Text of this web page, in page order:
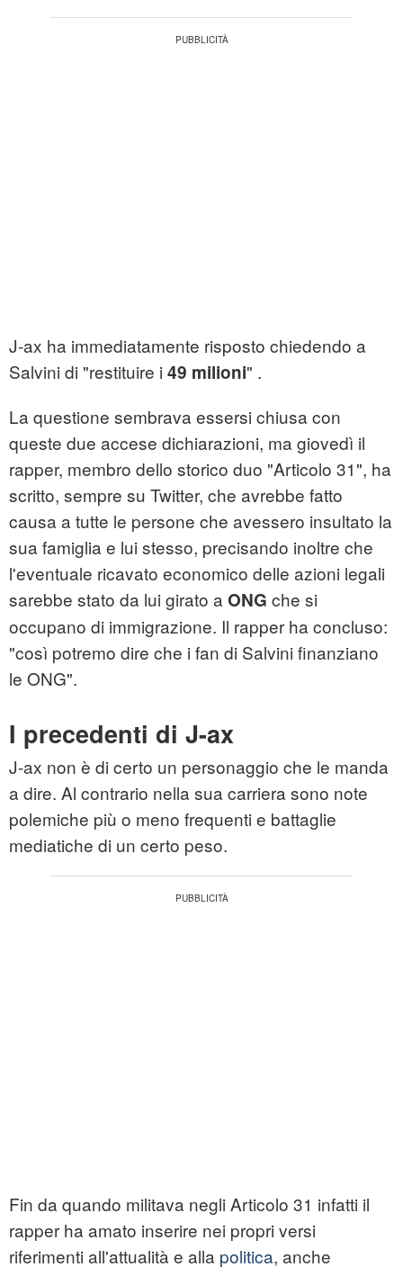
J-ax ha immediatamente risposto chiedendo a
Salvini di "restituire i 49 milioni" .
La questione sembrava essersi chiusa con
queste due accese dichiarazioni, ma giovedì il
rapper, membro dello storico duo "Articolo 31", ha
scritto, sempre su Twitter, che avrebbe fatto
causa a tutte le persone che avessero insultato la
sua famiglia e lui stesso, precisando inoltre che
l'eventuale ricavato economico delle azioni legali
sarebbe stato da lui girato a ONG che si
occupano di immigrazione. Il rapper ha concluso:
"così potremo dire che i fan di Salvini finanziano
le ONG".
I precedenti di J-ax
J-ax non è di certo un personaggio che le manda
a dire. Al contrario nella sua carriera sono note
polemiche più o meno frequenti e battaglie
mediatiche di un certo peso.
Fin da quando militava negli Articolo 31 infatti il
rapper ha amato inserire nei propri versi
riferimenti all'attualità e alla politica, anche